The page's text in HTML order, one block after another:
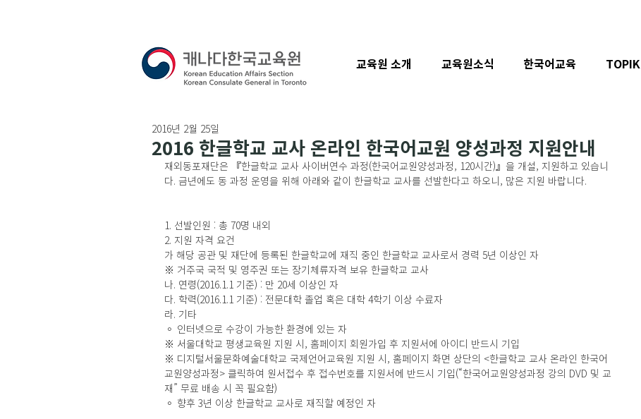
2016 한글학교 교사 온라인 한국어교원 양성과정 지원안내
2016년 2월 25일
재외동포재단은 『한글학교 교사 사이버연수 과정(한국어교원양성과정, 120시간)』을 개설, 지원하고 있습니
다. 금년에도 동 과정 운영을 위해 아래와 같이 한글학교 교사를 선발한다고 하오니, 많은 지원 바랍니다.
1. 선발인원 : 총 70명 내외
2. 지원 자격 요건
가 해당 공관 및 재단에 등록된 한글학교에 재직 중인 한글학교 교사로서 경력 5년 이상인 자
※ 거주국 국적 및 영주권 또는 장기체류자격 보유 한글학교 교사
나. 연령(2016.1.1 기준) : 만 20세 이상인 자
다. 학력(2016.1.1 기준) : 전문대학 졸업 혹은 대학 4학기 이상 수료자
라. 기타
◦ 인터넷으로 수강이 가능한 환경에 있는 자
※ 서울대학교 평생교육원 지원 시, 홈페이지 회원가입 후 지원서에 아이디 반드시 기입
※ 디지털서울문화예술대학교 국제언어교육원 지원 시, 홈페이지 화면 상단의 <한글학교 교사 온라인 한국어
교원양성과정> 클릭하여 원서접수 후 접수번호를 지원서에 반드시 기입(“한국어교원양성과정 강의 DVD 및 교
재” 무료 배송 시 꼭 필요함)
◦ 향후 3년 이상 한글학교 교사로 재직할 예정인 자
교육원 소개 교육원소식 한국어교육 TOPIK